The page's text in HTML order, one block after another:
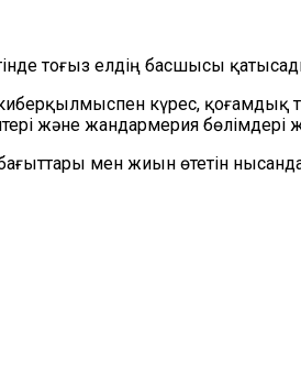
тоғыз елдің басшысы
күрес,
және жандармерия
мен жиын өтетін